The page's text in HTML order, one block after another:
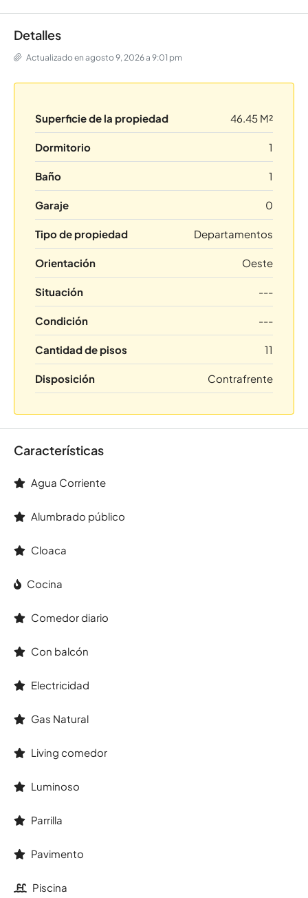
Detalles
Actualizado en agosto 9, 2026 a 9:01 pm
Superficie de la propiedad 46.45 M²
Dormitorio 1
Baño 1
Garaje 0
Tipo de propiedad Departamentos
Orientación Oeste
Situación ---
Condición ---
Cantidad de pisos 11
Disposición Contrafrente
Características
Agua Corriente
Alumbrado público
Cloaca
Cocina
Comedor diario
Con balcón
Electricidad
Gas Natural
Living comedor
Luminoso
Parrilla
Pavimento
Piscina